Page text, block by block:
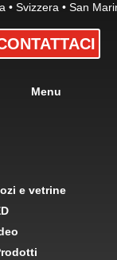
• Svizzera • San
Menu
e vetrine